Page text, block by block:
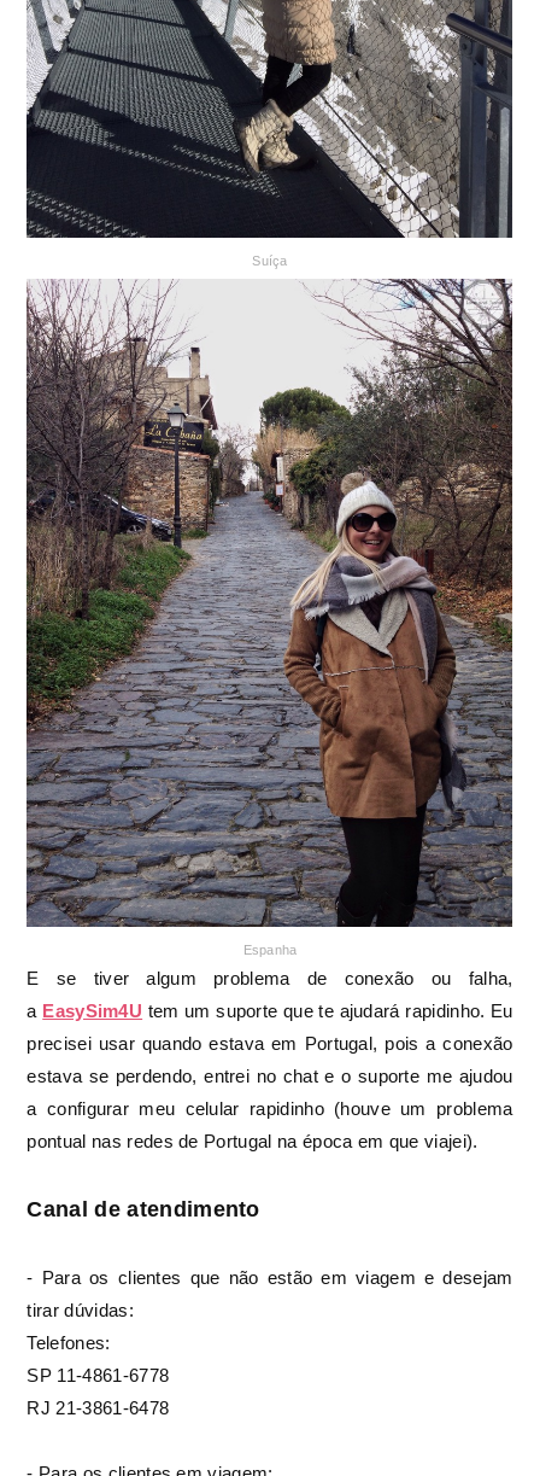
Suíça
Espanha
E se tiver algum problema de conexão ou falha,
a EasySim4U tem um suporte que te ajudará rapidinho. Eu
precisei usar quando estava em Portugal, pois a conexão
estava se perdendo, entrei no chat e o suporte me ajudou
a configurar meu celular rapidinho (houve um problema
pontual nas redes de Portugal na época em que viajei).
Canal de atendimento
- Para os clientes que não estão em viagem e desejam
tirar dúvidas:
Telefones:
SP 11-4861-6778
RJ 21-3861-6478